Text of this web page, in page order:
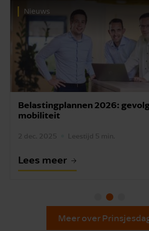
Nieuws
Belastingplannen 2026:
mobiliteit
2 dec. 2025 Leestijd 5 min.
Lees meer
Meer over